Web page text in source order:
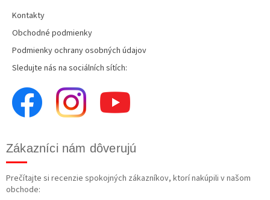
Kontakty
Obchodné podmienky
Podmienky ochrany osobných údajov
Sledujte nás na sociálních sítích:
Zákazníci nám dôverujú
Prečítajte si recenzie spokojných zákazníkov, ktorí nakúpili v našom
obchode: